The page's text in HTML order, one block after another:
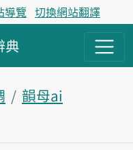
導覽 切換網站翻譯
典
韻母ai